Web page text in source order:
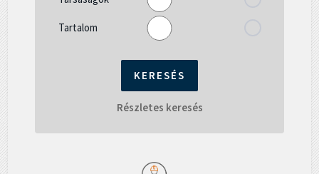
Tartalom
Részletes keresés